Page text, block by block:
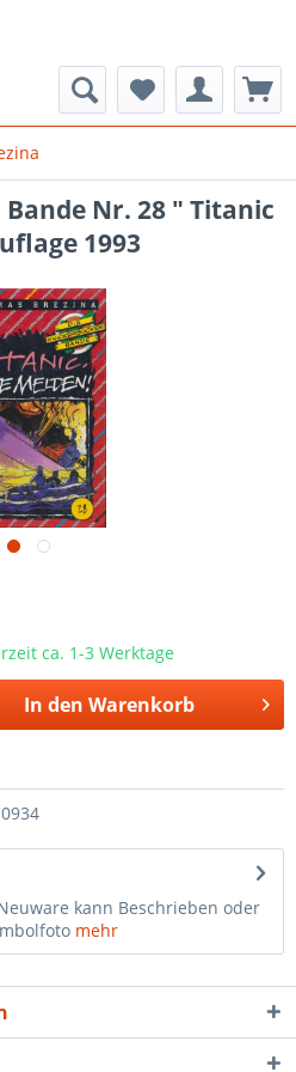
Nr. 28 " Titanic
1993
ca. 1-3 Werktage
In den Warenkorb
kann Beschrieben oder
mehr